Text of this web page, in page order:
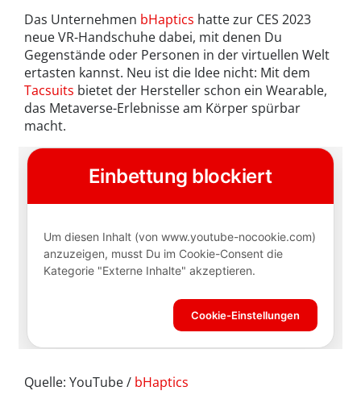
Das Unternehmen bHaptics hatte zur CES 2023
neue VR-Handschuhe dabei, mit denen Du
Gegenstände oder Personen in der virtuellen Welt
ertasten kannst. Neu ist die Idee nicht: Mit dem
Tacsuits bietet der Hersteller schon ein Wearable,
das Metaverse-Erlebnisse am Körper spürbar
macht.
Quelle: YouTube / bHaptics